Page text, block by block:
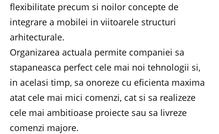
flexibilitate precum si noilor concepte de
integrare a mobilei in viitoarele structuri
arhitecturale.
Organizarea actuala permite companiei sa
stapaneasca perfect cele mai noi tehnologii si,
in acelasi timp, sa onoreze cu eficienta maxima
atat cele mai mici comenzi, cat si sa realizeze
cele mai ambitioase proiecte sau sa livreze
comenzi majore.